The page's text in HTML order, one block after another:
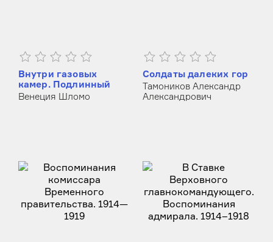
Венеция Шломо
Внутри газовых
камер. Подлинный
рассказ работника
крематория
Тамоников Александр
Александрович
Солдаты далеких гор